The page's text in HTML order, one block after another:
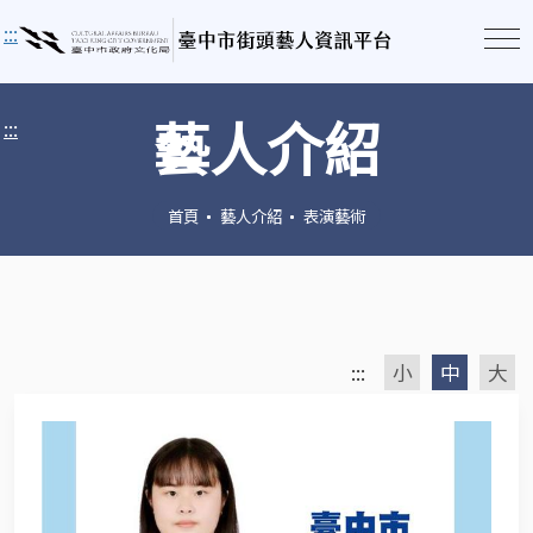
:::
::: 藝人介紹
首頁 藝人介紹 表演藝術
::: 小 中 大